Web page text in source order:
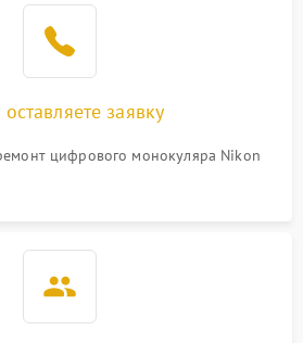
заявку
цифрового монокуляра Nikon